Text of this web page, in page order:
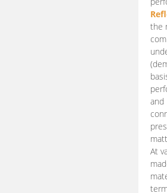
the
and
At